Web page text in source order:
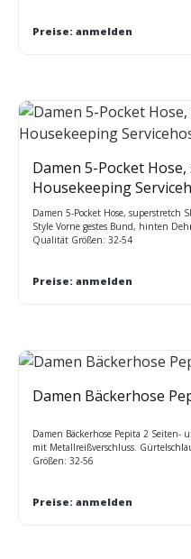
Preise: anmelden
Damen 5-Pocket
Housekeeping
Damen 5-Pocket Hose, superstretch
Style Vorne gestes Bund, hinten
Qualität Größen: 32-54
Preise: anmelden
Damen Bäckerhose
Damen Bäckerhose Pepita 2 Seiten-
mit Metallreißverschluss.
Größen: 32-56
Preise: anmelden